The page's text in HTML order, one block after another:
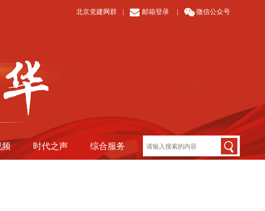
北京党建网群 邮箱登录 微信公众号
频 时代之声 综合服务